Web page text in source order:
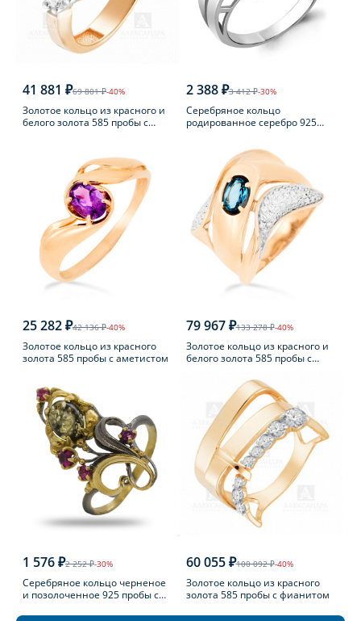
41 881 ₽69 801 ₽-40%
Золотое кольцо из красного и
белого золота 585 пробы с
2 388 ₽3 412 ₽-30%
Серебряное кольцо
родированное серебро 925
25 282 ₽42 136 ₽-40%
Золотое кольцо из красного
золота 585 пробы с аметистом
79 967 ₽133 278 ₽-40%
Золотое кольцо из красного и
белого золота 585 пробы с
1 576 ₽2 252 ₽-30%
Серебряное кольцо черненое
и позолоченное 925 пробы с
60 055 ₽100 092 ₽-40%
Золотое кольцо из красного
золота 585 пробы с фианитом